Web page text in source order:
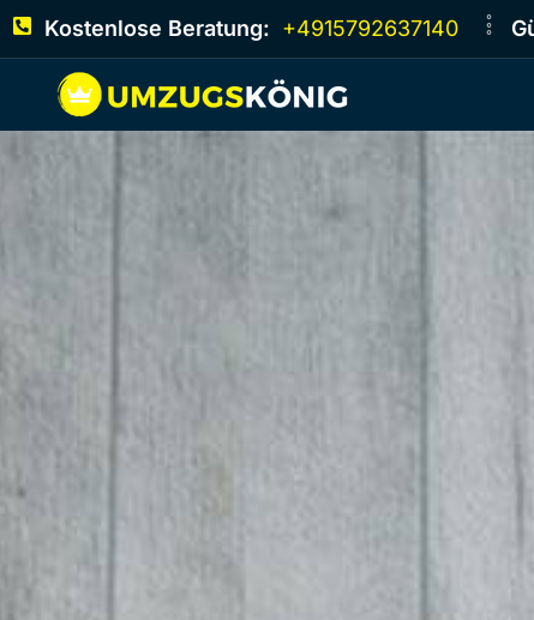
Kostenlose Beratung: +4915792637140